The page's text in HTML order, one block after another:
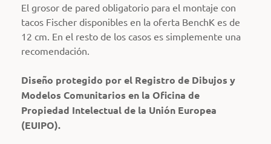
El grosor de pared obligatorio para el montaje con
tacos Fischer disponibles en la oferta BenchK es de
12 cm. En el resto de los casos es simplemente una
recomendación.
Diseño protegido por el Registro de Dibujos y
Modelos Comunitarios en la Oficina de
Propiedad Intelectual de la Unión Europea
(EUIPO).